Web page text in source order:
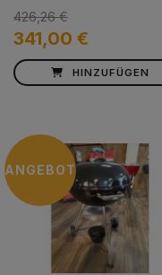
341,00 €
426,26 €
HINZUFÜGEN
ANGEBOT